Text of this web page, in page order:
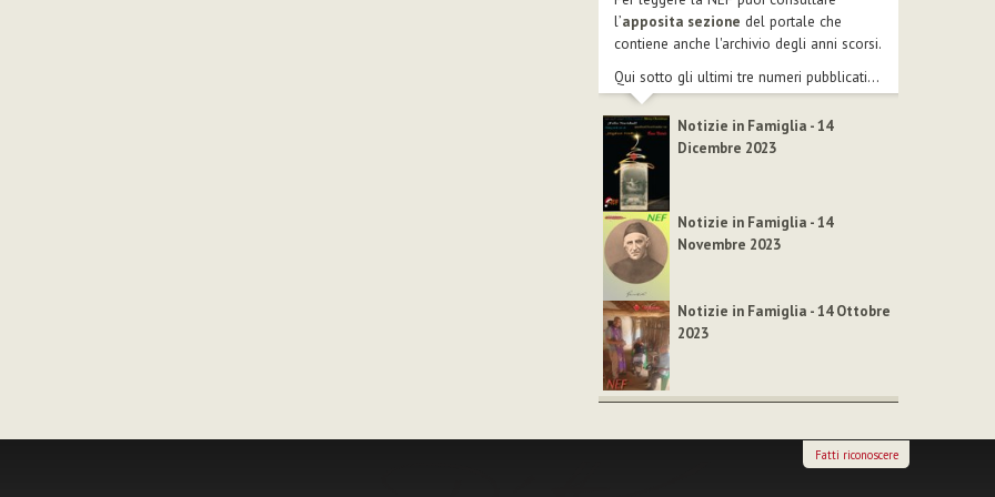
l’apposita sezione del portale che
contiene anche l'archivio degli anni scorsi.
Qui sotto gli ultimi tre numeri pubblicati...
Notizie in Famiglia - 14
Dicembre 2023
Notizie in Famiglia - 14
Novembre 2023
Notizie in Famiglia - 14 Ottobre
2023
Fatti riconoscere